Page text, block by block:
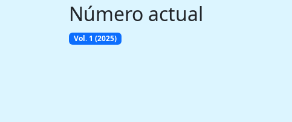
Número actual
Vol. 1 (2025)